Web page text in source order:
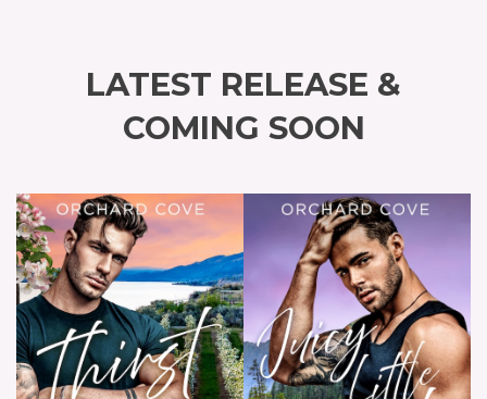
LATEST RELEASE &
COMING SOON